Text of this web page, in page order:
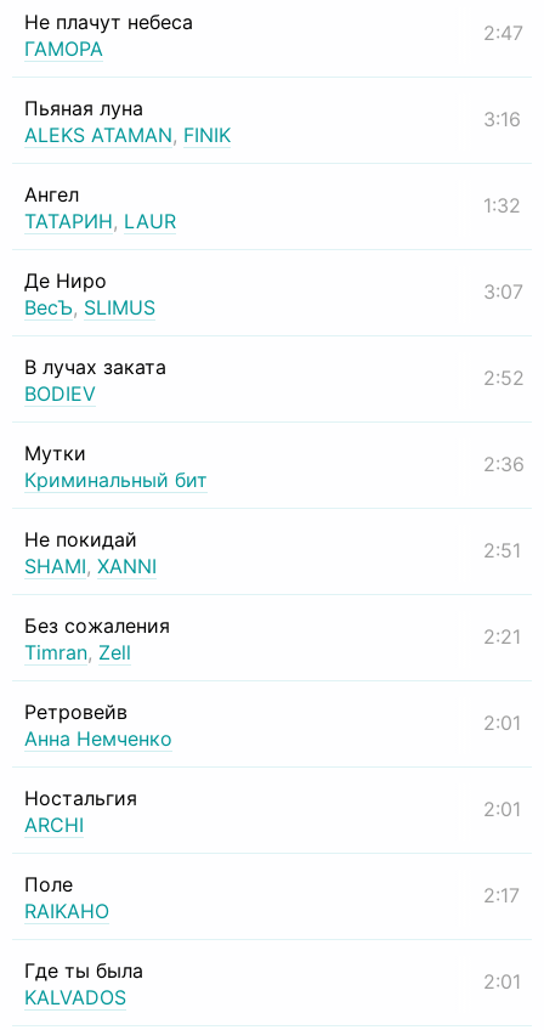
Не плачут небеса
ГАМОРА
2:47
Пьяная луна
ALEKS ATAMAN, FINIK
3:16
Ангел
ТАТАРИН, LAUR
1:32
Де Ниро
ВесЪ, SLIMUS
3:07
В лучах заката
BODIEV
2:52
Мутки
Криминальный бит
2:36
Не покидай
SHAMI, XANNI
2:51
Без сожаления
Timran, Zell
2:21
Ретровейв
Анна Немченко
2:01
Ностальгия
ARCHI
2:01
Поле
RAIKAHO
2:17
Где ты была
KALVADOS
2:01